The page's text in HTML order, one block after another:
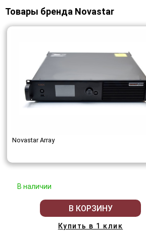
Товары бренда Novastar
Novastar Array
В наличии
В КОРЗИНУ
Купить в 1 клик